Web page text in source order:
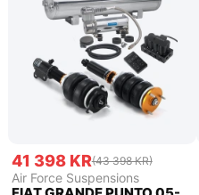
41 398 KR(43 398 KR)
Air Force Suspensions